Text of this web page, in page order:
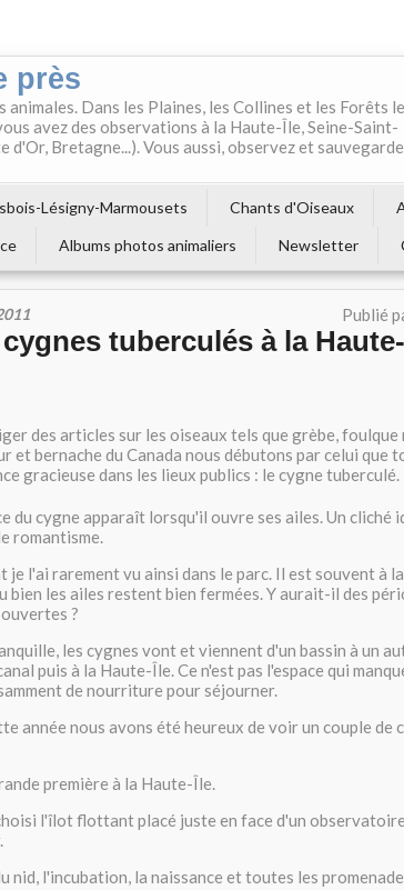
près
Dans les Plaines, les Collines et les Forêts
avez des observations à la Haute-Île, Seine-Saint-
Bretagne...). Vous aussi, observez et
Lésigny-Marmousets Chants d'Oiseaux
Albums photos animaliers Newsletter
Publié
tuberculés à la
des articles sur les oiseaux tels que grèbe, foulque
et bernache du Canada nous débutons par celui que
gracieuse dans les lieux publics : le cygne tuberculé.
du cygne apparaît lorsqu'il ouvre ses ailes. Un cliché
romantisme.
je l'ai rarement vu ainsi dans le parc. Il est souvent à
bien les ailes restent bien fermées. Y aurait-il des
?
les cygnes vont et viennent d'un bassin à un
puis à la Haute-Île. Ce n'est pas l'espace qui
de nourriture pour séjourner.
année nous avons été heureux de voir un couple de
première à la Haute-Île.
l'îlot flottant placé juste en face d'un
nid, l'incubation, la naissance et toutes les